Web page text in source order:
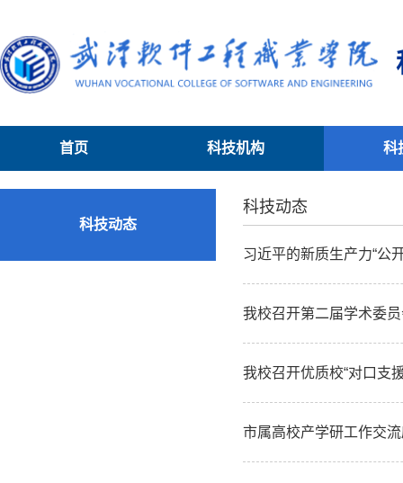
首页 科技机构 科
科技动态
科技动态
习近平的新质生产力“公
我校召开第二届学术委
我校召开优质校“对口支
市属高校产学研工作交